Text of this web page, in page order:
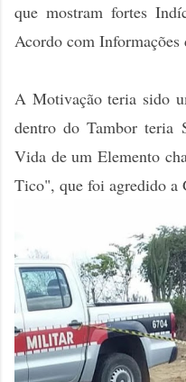
que mostram fortes
Acordo com
A Motivação teria sido
dentro do Tambor teria
Vida de um Elemento
Tico", que foi agredido a